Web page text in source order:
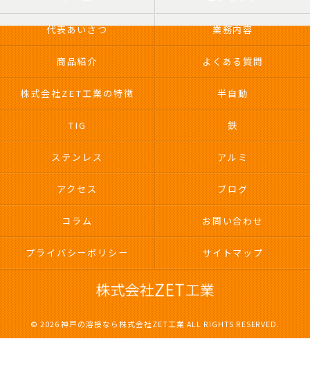
代表あいさつ 業務内容
商品紹介 よくある質問
株式会社ZET工業の特徴 半自動
TIG 鉄
ステンレス アルミ
アクセス ブログ
コラム お問い合わせ
プライバシーポリシー サイトマップ
© 2026 神戸の溶接なら株式会社ZET工業 ALL RIGHTS RESERVED.